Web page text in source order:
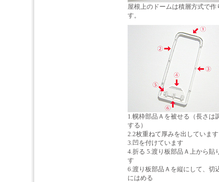
屋根上のドームは積層方式で作
す。
1.幌枠部品Ａを被せる（長さは
する）
2.2枚重ねて厚みを出しています
3.凹を付けています
4.折る 5.渡り板部品Ａ上から貼
す
6.渡り板部品Ａを縦にして、切
にはめる